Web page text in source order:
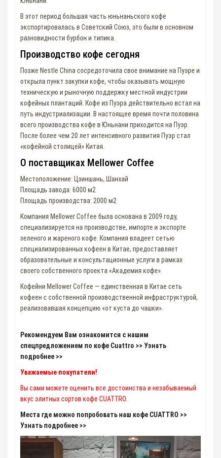
В этот период большая часть юньнаньского кофе
экспортировалась в Советский Союз, это были в основном
разновидности бурбон и типика.
Производство кофе сегодня
Позже Nestle China сосредоточила свое внимание на Пуэре и
открыла пункт закупки кофе, чтобы оказывать мощную
техническую и рыночную поддержку местной индустрии
кофейных плантаций. Кофе из Пуэра действительно встал на
путь индустриализации. В настоящее время почти половина
всего производства кофе в Юньнани приходится на Пуэр.
После более чем 20 лет интенсивного развития Пуэр стал
«кофейной столицей» Китая.
О поставщиках Mellower Coffee
Местоположение: Цзиншань, Шанхай
Площадь завода: 6000 м2
Площадь производства: 2000 м2
Компания Mellower Coffee была основана в 2009 году,
специализируется на производстве, импорте и экспорте
зеленого и жареного кофе. Компания владеет сетью
специализированных кофеен в Китае, предоставляет
образовательные и консультационные услуги в рамках
своего собственного проекта «Академия кофе».
Кофейни Mellower Coffee — единственная в Китае сеть
кофеен с собственной производственной инфраструктурой,
реализовавшая концепцию «от куста до чашки».
Рекомендуем Вам ознакомится с нашим
спецпредложением по кофе Cuattro >> Узнать
подробнее >>
Уважаемые покупатели!
Вы сами можете оценить все достоинства и незабываемый
вкус элитных сортов кофе CUATTRO.
Места где можно попробовать наш кофе CUATTRO >>
Узнать подробнее >>